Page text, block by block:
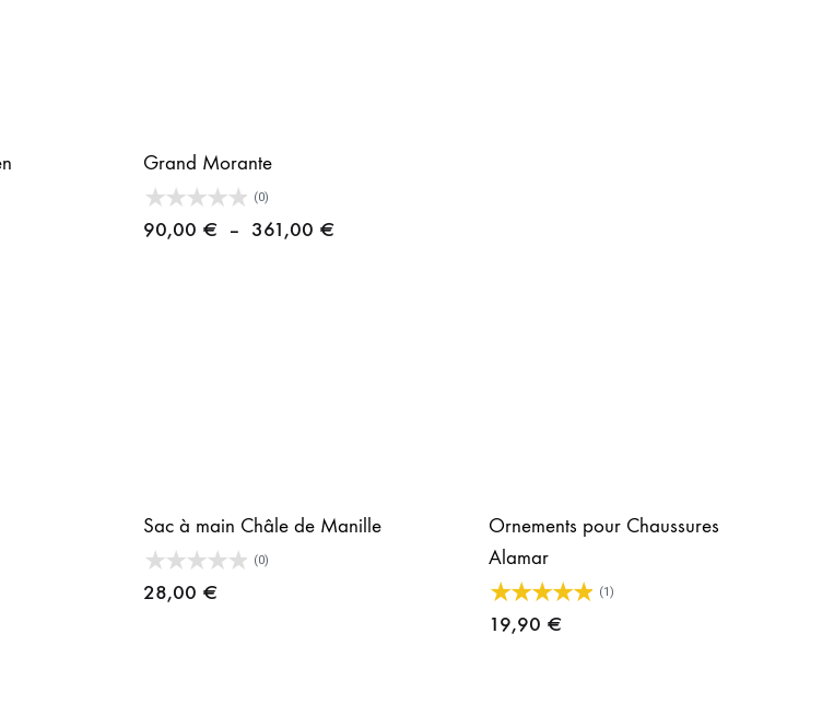
Grand Morante
(0)
90,00 € – 361,00 €Plage
Sac à main Châle de Manille
(0)
28,00 €
Ornements pour Chaussures
Alamar
(1)
19,90 €